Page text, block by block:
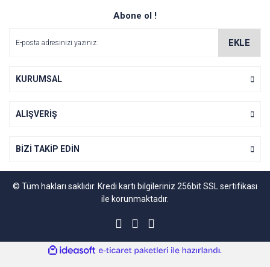
Abone ol !
EKLE
KURUMSAL
ALIŞVERİŞ
BİZİ TAKİP EDİN
© Tüm hakları saklıdır. Kredi kartı bilgileriniz 256bit SSL sertifikası
ile korunmaktadır.
ideasoft
e-